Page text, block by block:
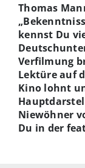
Thomas
kennst Du
Verfilmung
Lektüre auf
Kino lohnt
Niewöhner
Du in der